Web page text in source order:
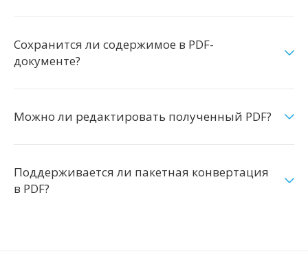
Сохранится ли содержимое в PDF-
документе?
Можно ли редактировать полученный PDF?
Поддерживается ли пакетная конвертация
в PDF?